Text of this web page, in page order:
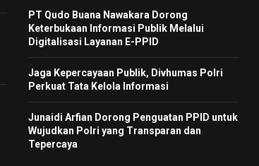
PT Qudo Buana Nawakara Dorong
Keterbukaan Informasi Publik Melalui
Digitalisasi Layanan E-PPID
Jaga Kepercayaan Publik, Divhumas Polri
Perkuat Tata Kelola Informasi
Junaidi Arfian Dorong Penguatan PPID untuk
Wujudkan Polri yang Transparan dan
Tepercaya